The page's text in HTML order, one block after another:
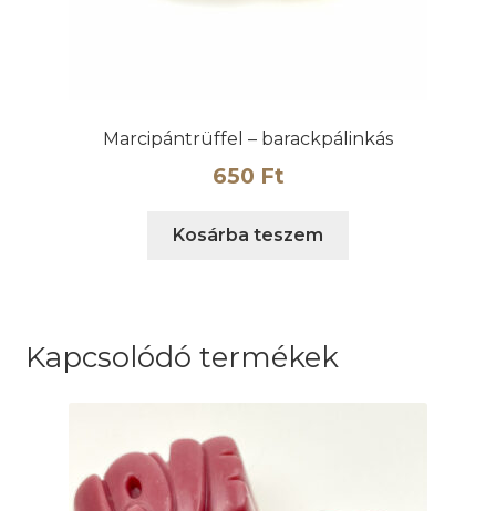
Marcipántrüffel – barackpálinkás
650 Ft
Kosárba teszem
Kapcsolódó termékek